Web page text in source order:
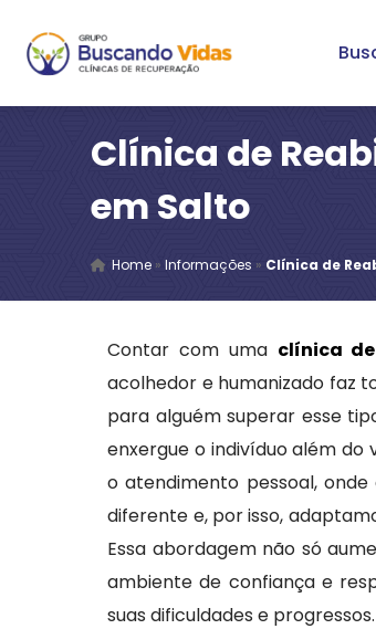
Clínica de
em Salto
Home »Informações » Clínica de
Contar com uma clínica
acolhedor e humanizado faz
para alguém superar esse
enxergue o indivíduo além do
o atendimento pessoal,
diferente e, por isso,
Essa abordagem não só
ambiente de confiança e
suas dificuldades e progressos.